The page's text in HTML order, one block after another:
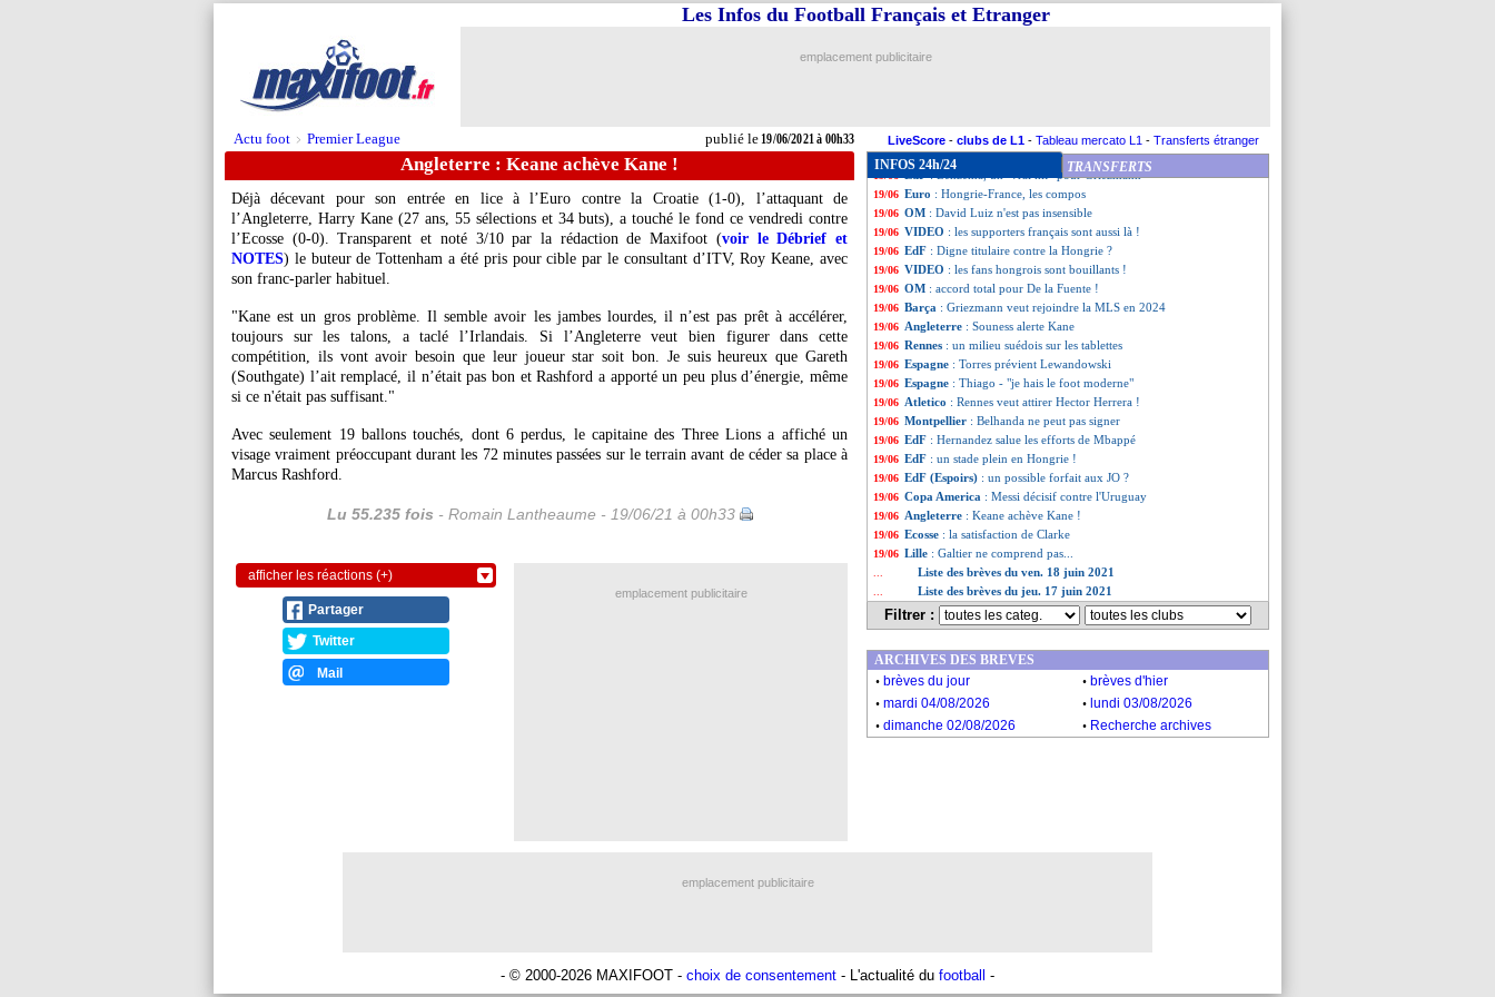
Actu foot > Premier League publié le19/06/2021 à 00h33
Les Infos du Football Français et Etranger
emplacement publicitaire
LiveScore - clubs de L1 - Tableau mercato L1 - Transferts étranger
Angleterre : Keane achève Kane !
Déjà décevant pour son entrée en lice à l’Euro contre la Croatie (1-0), l’attaquant de
l’Angleterre, Harry Kane (27 ans, 55 sélections et 34 buts), a touché le fond ce vendredi contre
l’Ecosse (0-0). Transparent et noté 3/10 par la rédaction de Maxifoot (voir le Débrief et
NOTES) le buteur de Tottenham a été pris pour cible par le consultant d’ITV, Roy Keane, avec
son franc-parler habituel.
"Kane est un gros problème. Il semble avoir les jambes lourdes, il n’est pas prêt à accélérer,
toujours sur les talons, a taclé l’Irlandais. Si l’Angleterre veut bien figurer dans cette
compétition, ils vont avoir besoin que leur joueur star soit bon. Je suis heureux que Gareth
(Southgate) l’ait remplacé, il n’était pas bon et Rashford a apporté un peu plus d’énergie, même
si ce n'était pas suffisant."
Avec seulement 19 ballons touchés, dont 6 perdus, le capitaine des Three Lions a affiché un
visage vraiment préoccupant durant les 72 minutes passées sur le terrain avant de céder sa place à
Marcus Rashford.
Lu 55.235 fois - Romain Lantheaume - 19/06/21 à 00h33
afficher les réactions (+)
Partager
Twitter
Mail
INFOS 24h/24 TRANSFERTS
19/06 EdF: A. Griezmann - "on ne s'entendait pas"
19/06 Euro: Hongrie 1-1 France (fini)
19/06 Espagne
19/06 Tottenham: Klinsmann se propose
19/06 PHOTOS: la France jouera en blanc en Hongrie
: Benzema, un "vrai kif" pour Griezmann
19/06 Euro : Hongrie-France, les compos
19/06 OM : David Luiz n'est pas insensible
19/06 VIDEO : les supporters français sont aussi là !
19/06 EdF : Digne titulaire contre la Hongrie ?
19/06 VIDEO : les fans hongrois sont bouillants !
19/06 OM : accord total pour De la Fuente !
19/06 Barça : Griezmann veut rejoindre la MLS en 2024
19/06 Angleterre : Souness alerte Kane
19/06 Rennes : un milieu suédois sur les tablettes
19/06 Espagne : Torres prévient Lewandowski
19/06 Espagne : Thiago - "je hais le foot moderne"
19/06 Atletico : Rennes veut attirer Hector Herrera !
19/06 Montpellier : Belhanda ne peut pas signer
19/06 EdF : Hernandez salue les efforts de Mbappé
19/06 EdF : un stade plein en Hongrie !
19/06 EdF (Espoirs) : un possible forfait aux JO ?
19/06 Copa America : Messi décisif contre l'Uruguay
19/06 Angleterre : Keane achève Kane !
19/06 Ecosse : la satisfaction de Clarke
19/06 Lille : Galtier ne comprend pas...
Liste des brèves du ven. 18 juin 2021
Liste des brèves du jeu. 17 juin 2021
Filtrer :
emplacement publicitaire
ARCHIVES DES BREVES
. brèves du jour . brèves d'hier
. mardi 04/08/2026 . lundi 03/08/2026
. dimanche 02/08/2026 . Recherche archives
emplacement publicitaire
- © 2000-2026 MAXIFOOT - choix de consentement - L'actualité du football -